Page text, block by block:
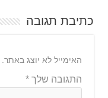
כתיבת תגובה
האימייל לא יוצג באתר.
התגובה שלך *